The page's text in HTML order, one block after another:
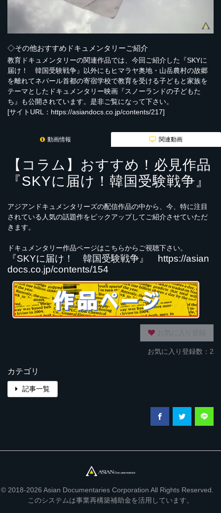
◇その他おすすめドキュメンタリーご紹介
教育ドキュメンタリーの関連作品では、今回ご紹介した『SKYに
届け！ 韓国受験戦争』以外にもヒマラヤ奥地・山岳農村の故郷
を離れてネパール首都の寄宿学校で教育を受ける子どもと家族を
テーマとしたドキュメンタリー映画『スノーランドの子どもた
ち』も公開されています。是非ご覧になって下さい。
[サイトURL： https://asiandocs.co.jp/contents/217]
動画情報 関連動画
【コラム】おすすめ！必見作品
『SKYに届け！韓国受験戦争』
アジアンドキュメンタリーズの配信作品の中から、今、特に注目
されている人気の話題作をピックアップしてご紹介させていただ
きます。
ドキュメンタリー作品ページはこちらからご視聴下さい。
『SKYに届け！ 韓国受験戦争』 https://asian
docs.co.jp/contents/154
お気に入り登録数：2
カテゴリ
記事一覧
© 2018-2026 Asian Documentaries Corporation All Rights Reserved.
このシステムは事業再構築補助金を活用しています。